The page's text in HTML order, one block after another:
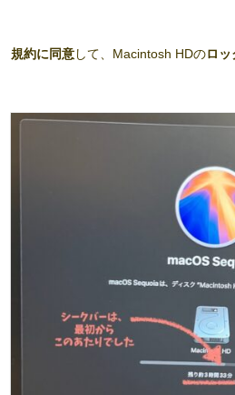
規約に同意して、Macintosh HDのロ